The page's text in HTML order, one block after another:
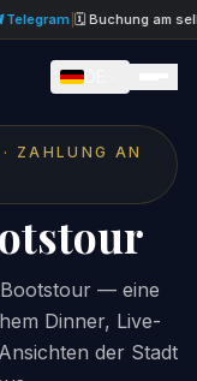
|🗓 Buchung am selben
ZAHLUNG AN
— eine
Dinner, Live-
der Stadt